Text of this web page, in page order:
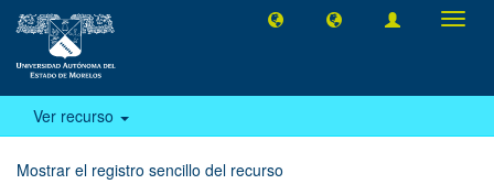
Ver recurso
Mostrar el registro sencillo del recurso